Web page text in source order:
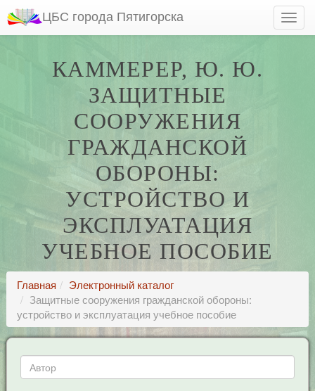
ЦБС города Пятигорска
КАММЕРЕР, Ю. Ю.
ЗАЩИТНЫЕ
СООРУЖЕНИЯ
ГРАЖДАНСКОЙ
ОБОРОНЫ:
УСТРОЙСТВО И
ЭКСПЛУАТАЦИЯ
УЧЕБНОЕ ПОСОБИЕ
Главная
Электронный каталог
Защитные сооружения гражданской обороны:
устройство и эксплуатация учебное пособие